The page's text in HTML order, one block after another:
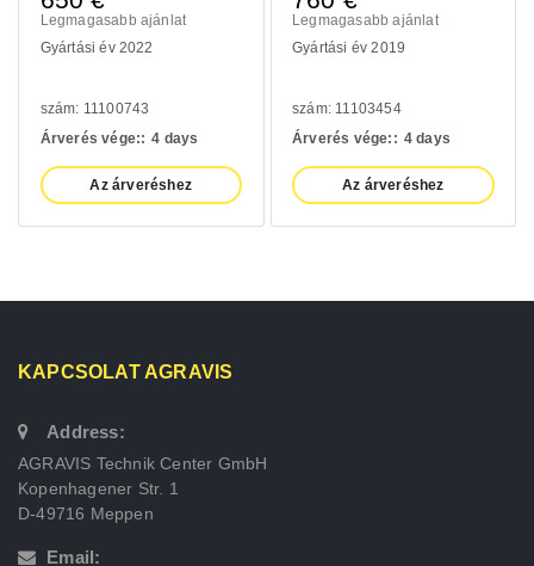
Legmagasabb ajánlat
Gyártási év 2022
szám: 11100743
Árverés vége:: 4 days
Az árveréshez
Legmagasabb ajánlat
Gyártási év 2019
szám: 11103454
Árverés vége:: 4 days
Az árveréshez
KAPCSOLAT AGRAVIS
Address:
AGRAVIS Technik Center GmbH
Kopenhagener Str. 1
D-49716 Meppen
Email: